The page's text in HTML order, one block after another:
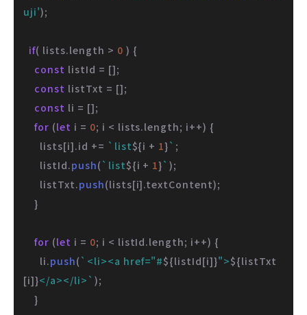
uji');
if( lists.length > 0 ) {
const listId = [];
const listTxt = [];
const li = [];
for (let i = 0; i < lists.length; i++) {
      lists[i].
id += `list${i + 1}` ;
      listId.
push( `list${i + 1}`);
      listTxt.
push(lists[i].textContent);
for (let i = 0; i < listId.length; i++) {
      li.
push( `<li><a href="#${listId[i]}">${listTxt
[i]}</a></li>` );